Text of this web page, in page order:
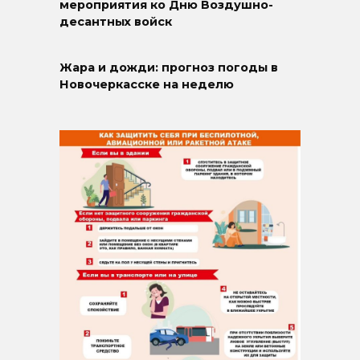
мероприятия ко Дню Воздушно-
десантных войск
Жара и дожди: прогноз погоды в
Новочеркасске на неделю